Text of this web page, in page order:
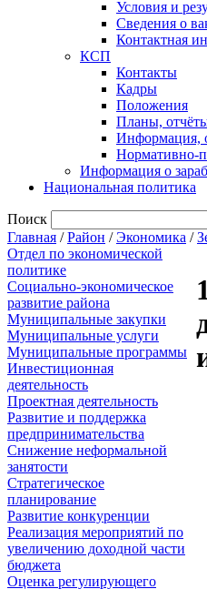
Условия и
Сведения о
Контактная
КСП
Контакты
Кадры
Положения
Планы,
Информация,
Нормативно-
Информация о
Национальная политика
Поиск
Главная /Район /Экономика /
Отдел по экономической
политике
Социально-экономическое
развитие района
Муниципальные закупки
Муниципальные услуги
Муниципальные программы
Инвестиционная
деятельность
Проектная деятельность
Развитие и поддержка
предпринимательства
Снижение неформальной
занятости
Стратегическое
планирование
Развитие конкуренции
Реализация мероприятий по
увеличению доходной части
бюджета
Оценка регулирующего